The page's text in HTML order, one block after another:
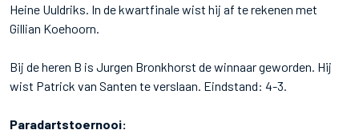
Heine Uuldriks. In de kwartfinale wist hij af te rekenen met
Gillian Koehoorn.
Bij de heren B is Jurgen Bronkhorst de winnaar geworden. Hij
wist Patrick van Santen te verslaan. Eindstand: 4-3.
Paradartstoernooi: